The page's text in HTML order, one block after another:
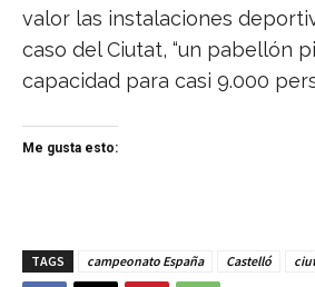
valor las instalaciones
caso del Ciutat, “un pabellón
capacidad para casi 9.000
Me gusta esto:
TAGS campeonato España Castelló